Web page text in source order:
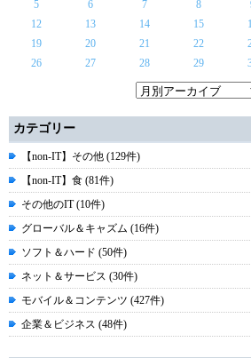
5
6 7 8
12
13 14 15
19
20 21 22
26
27 28 29
カテゴリー
【non-IT】その他 (129件)
【non-IT】食 (81件)
その他のIT (10件)
グローバル＆キャズム (16件)
ソフト＆ハード (50件)
ネット＆サービス (30件)
モバイル＆コンテンツ (427件)
企業＆ビジネス (48件)